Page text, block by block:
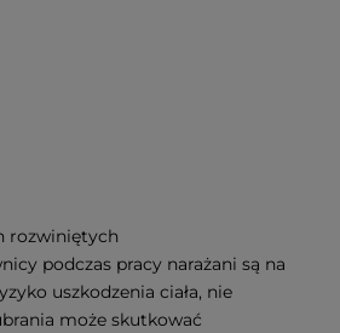
rozwiniętych
podczas pracy narażani są na
uszkodzenia ciała, nie
może skutkować